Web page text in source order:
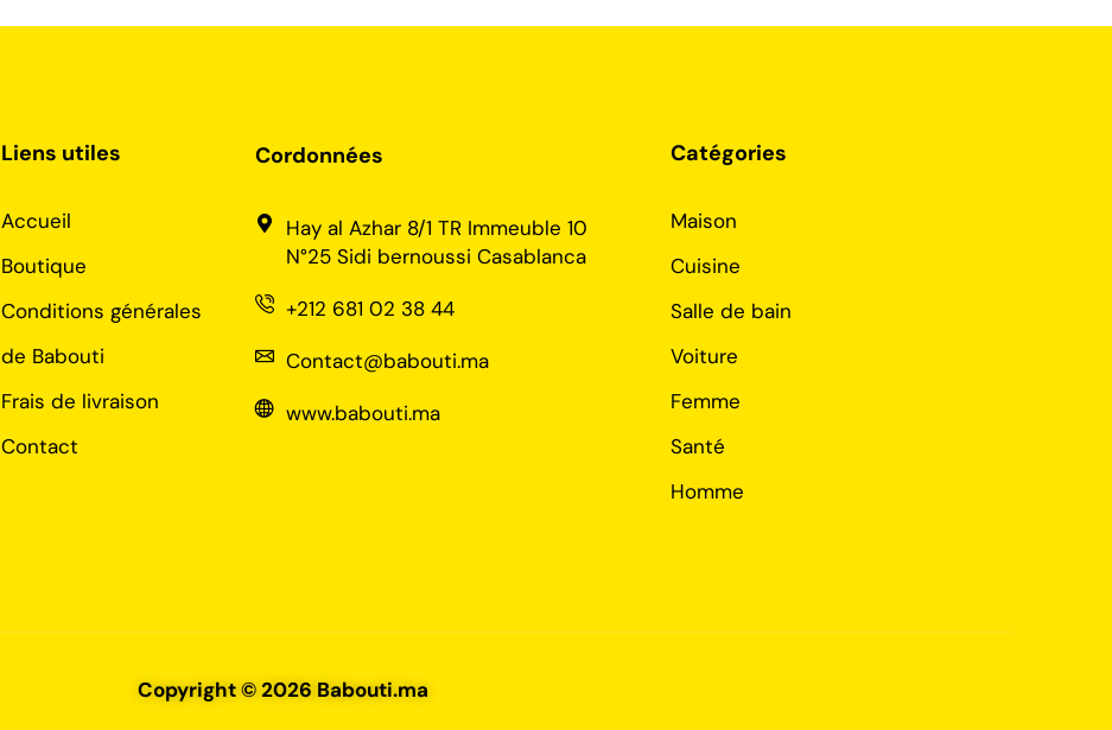
Liens utiles
Accueil
Boutique
Conditions générales
de Babouti
Frais de livraison
Contact
Cordonnées
Hay al Azhar 8/1 TR Immeuble 10
N°25 Sidi bernoussi Casablanca
+212 681 02 38 44
Contact@babouti.ma
www.babouti.ma
Catégories
Maison
Cuisine
Salle de bain
Voiture
Femme
Santé
Homme
Copyright © 2026 Babouti.ma